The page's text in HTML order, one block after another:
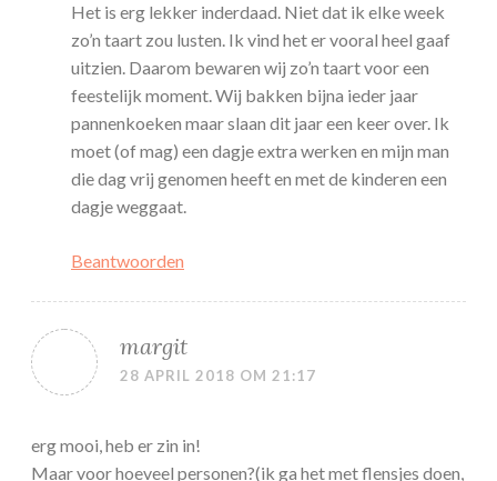
Het is erg lekker inderdaad. Niet dat ik elke week
zo’n taart zou lusten. Ik vind het er vooral heel gaaf
uitzien. Daarom bewaren wij zo’n taart voor een
feestelijk moment. Wij bakken bijna ieder jaar
pannenkoeken maar slaan dit jaar een keer over. Ik
moet (of mag) een dagje extra werken en mijn man
die dag vrij genomen heeft en met de kinderen een
dagje weggaat.
Beantwoorden
margit
28 APRIL 2018 OM 21:17
erg mooi, heb er zin in!
Maar voor hoeveel personen?(ik ga het met flensjes doen,